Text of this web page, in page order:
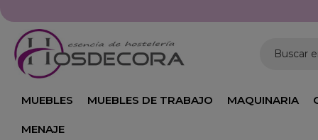
Buscar
MUEBLES MUEBLES DE TRABAJO MAQUINARIA
MENAJE